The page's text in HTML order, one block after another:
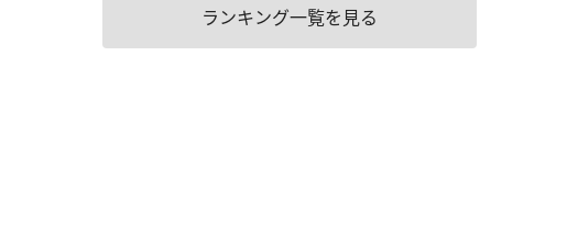
ランキング一覧を見る